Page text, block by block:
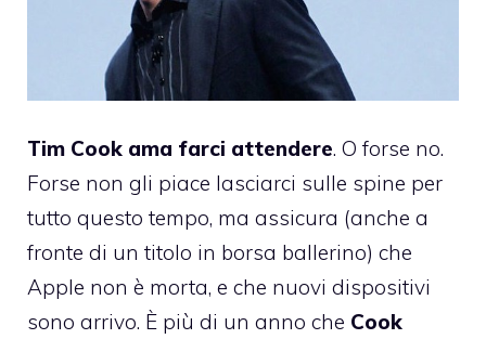
Tim Cook ama farci attendere. O forse no.
Forse non gli piace lasciarci sulle spine per
tutto questo tempo, ma assicura (anche a
fronte di un titolo in borsa ballerino) che
Apple non è morta, e che nuovi dispositivi
sono arrivo. È più di un anno che Cook